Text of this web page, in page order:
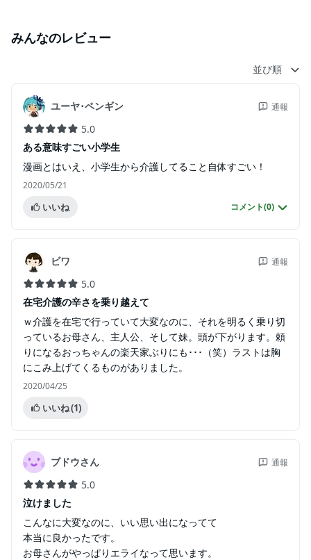
みんなのレビュー
並び順
ユーヤ･ペンギン 通報
5.0
ある意味すごい小学生
漫画とはいえ、小学生から介護してること自体すごい！
2020/05/21
いいね コメント(0)
ビワ 通報
5.0
在宅介護の辛さを乗り越えて
ｗ介護を在宅で行っていて大変なのに、それを明るく乗り切
っているお母さん、主人公、そして妹。頭が下がります。頼
りになるおっちゃんの楽天家ぶりにも･･･（笑）ラストは胸
にこみ上げてくるものがありました。
2020/04/25
いいね(1)
ブドウさん 通報
5.0
泣けました
こんなに大変なのに、いい思い出になってて
本当に良かったです。
お母さんがやっぱりエライなって思います。